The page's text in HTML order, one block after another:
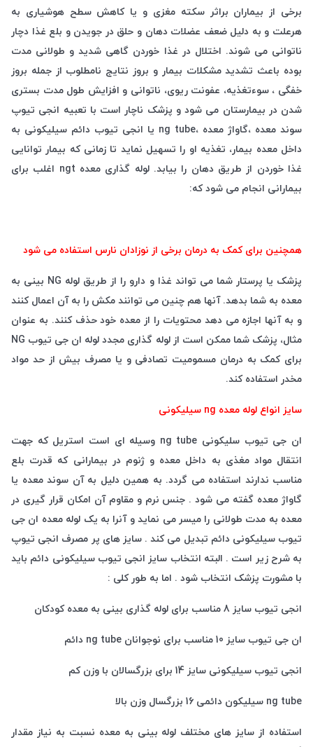
برخی از بیماران براثر سکته مغزی و یا کاهش سطح هوشیاری به
هرعلت و به دلیل ضعف عضلات دهان و حلق در جویدن و بلع غذا دچار
ناتوانی می شوند. اختلال در غذا خوردن گاهی شدید و طولانی مدت
بوده باعث تشدید مشکلات بیمار و بروز نتایج نامطلوب از جمله بروز
خفگی ، سوءتغذیه، عفونت ریوی، ناتوانی و افزایش طول مدت بستری
شدن در بیمارستان می شود و پزشک ناچار است با تعبیه انجی تیوپ
سوند معده ،گاواژ معده ،ng tube یا انجی تیوب دائم سیلیکونی به
داخل معده بیمار، تغذیه او را تسهیل نماید تا زمانی که بیمار توانایی
غذا خوردن از طریق دهان را بیابد. لوله گذاری معده ngt اغلب برای
بیمارانی انجام می شود که:
همچنین برای کمک به درمان برخی از نوزادان نارس استفاده می شود
پزشک یا پرستار شما می تواند غذا و دارو را از طریق لوله NG بینی به
معده به شما بدهد. آنها هم چنین می توانند مکش را به آن اعمال کنند
و به آنها اجازه می دهد محتویات را از معده خود حذف کنند. به عنوان
مثال، پزشک شما ممکن است از لوله گذاری مجدد لوله ان جی تیوب NG
برای کمک به درمان مسمومیت تصادفی و یا مصرف بیش از حد مواد
مخدر استفاده کند.
سایز انواع لوله معده ng سیلیکونی
ان جی تیوب سلیکونی ng tube وسیله ای است استریل که جهت
انتقال مواد مغذی به داخل معده و ژنوم در بیمارانی که قدرت بلع
مناسب ندارند استفاده می گردد. به همین دلیل به آن سوند معده یا
گاواژ معده گفته می شود . جنس نرم و مقاوم آن امکان قرار گیری در
معده به مدت طولانی را میسر می نماید و آنرا به یک لوله معده ان جی
تیوب سیلیکونی دائم تبدیل می کند . سایز های پر مصرف انجی تیوپ
به شرح زیر است . البته انتخاب سایز انجی تیوب سیلیکونی دائم باید
با مشورت پزشک انتخاب شود . اما به طور کلی :
انجی تیوب سایز 8 مناسب برای لوله گذاری بینی به معده کودکان
ان جی تیوب سایز 10 مناسب برای نوجوانان ng tube دائم
انجی تیوب سیلیکونی سایز 14 برای بزرگسالان با وزن کم
ng tube سیلیکون دائمی 16 بزرگسال وزن بالا
استفاده از سایز های مختلف لوله بینی به معده نسبت به نیاز مقدار